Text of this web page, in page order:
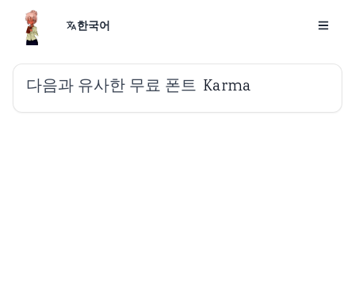
한국어
다음과 유사한 무료 폰트 Karma